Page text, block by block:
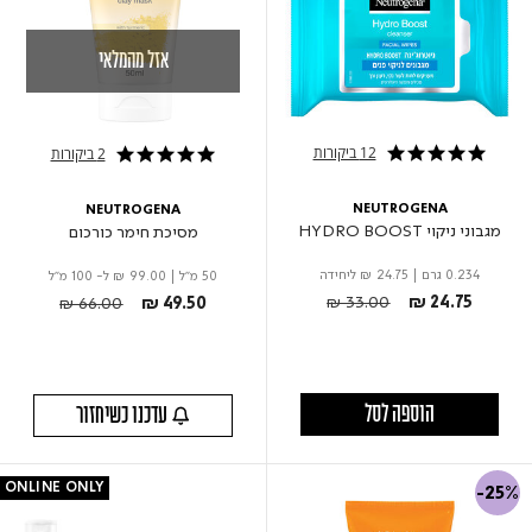
5.0 star rating 12 ביקורות
NEUTROGENA
מגבוני ניקוי HYDRO BOOST
0.234 גרם ₪ 24.75 ליחידה
₪ 24.75
Price reduced from
₪ 33.00to
הוספה לסל
אזל מהמלאי
5.0 star rating 2 ביקורות
NEUTROGENA
מסיכת חימר כורכום
50 מ"ל ₪ 99.00 ל- 100 מ"ל
₪ 49.50
Price reduced from
₪ 66.00to
-25%
ONLINE ONLY